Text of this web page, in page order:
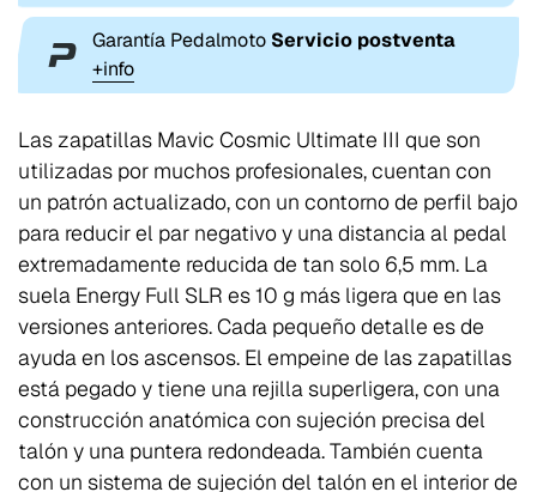
Garantía Pedalmoto Servicio postventa
+info
Las zapatillas Mavic Cosmic Ultimate III que son
utilizadas por muchos profesionales, cuentan con
un patrón actualizado, con un contorno de perfil bajo
para reducir el par negativo y una distancia al pedal
extremadamente reducida de tan solo 6,5 mm. La
suela Energy Full SLR es 10 g más ligera que en las
versiones anteriores. Cada pequeño detalle es de
ayuda en los ascensos. El empeine de las zapatillas
está pegado y tiene una rejilla superligera, con una
construcción anatómica con sujeción precisa del
talón y una puntera redondeada. También cuenta
con un sistema de sujeción del talón en el interior de